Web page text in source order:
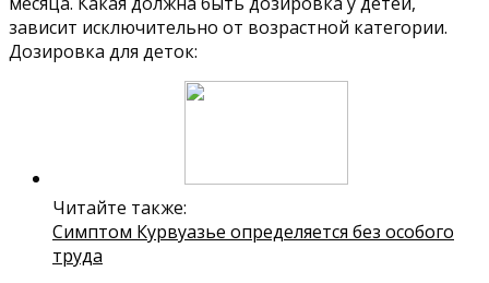
зависит исключительно от возрастной категории.
Дозировка для деток:
Читайте также:
Симптом Курвуазье определяется без особого
труда